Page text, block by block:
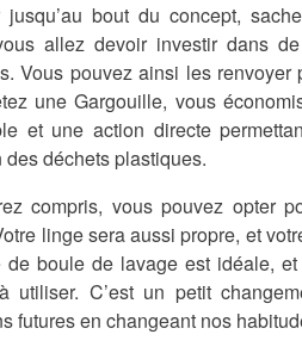
jusqu’au bout du concept,
allez devoir investir dans
Vous pouvez ainsi les
une Gargouille, vous
et une action directe
des déchets plastiques.
compris, vous pouvez opter
linge sera aussi propre, et
de boule de lavage est idéale,
utiliser. C’est un petit
futures en changeant nos